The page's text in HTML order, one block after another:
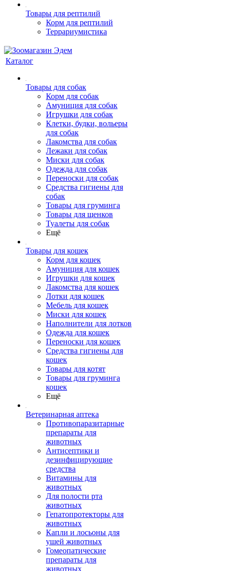
Товары для рептилий
Корм для рептилий
Террариумистика
Каталог
Товары для собак
Корм для собак
Амуниция для собак
Игрушки для собак
Клетки, будки, вольеры
для собак
Лакомства для собак
Лежаки для собак
Миски для собак
Одежда для собак
Переноски для собак
Средства гигиены для
собак
Товары для груминга
Товары для щенков
Туалеты для собак
Ещё
Товары для кошек
Корм для кошек
Амуниция для кошек
Игрушки для кошек
Лакомства для кошек
Лотки для кошек
Мебель для кошек
Миски для кошек
Наполнители для лотков
Одежда для кошек
Переноски для кошек
Средства гигиены для
кошек
Товары для котят
Товары для груминга
кошек
Ещё
Ветеринарная аптека
Противопаразитарные
препараты для
животных
Антисептики и
дезинфицирующие
средства
Витамины для
животных
Для полости рта
животных
Гепатопротекторы для
животных
Капли и лосьоны для
ушей животных
Гомеопатические
препараты для
животных